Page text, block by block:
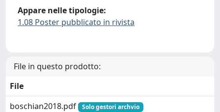
Appare nelle tipologie:
1.08 Poster pubblicato in rivista
File in questo prodotto:
File
boschian2018.pdf
Solo gestori archvio